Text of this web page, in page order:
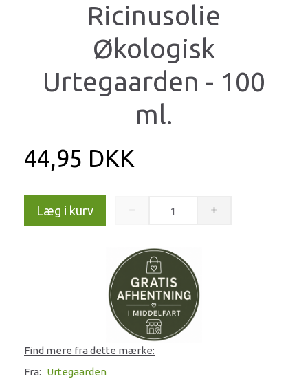
Ricinusolie
Økologisk
Urtegaarden - 100
ml.
44,95 DKK
Læg i kurv
Find mere fra dette mærke:
Fra: Urtegaarden